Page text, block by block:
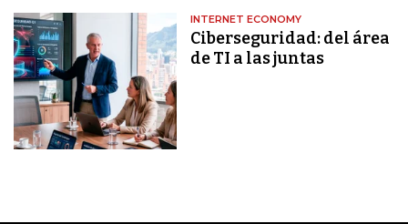
INTERNET ECONOMY
Ciberseguridad: del área
de TI a las juntas